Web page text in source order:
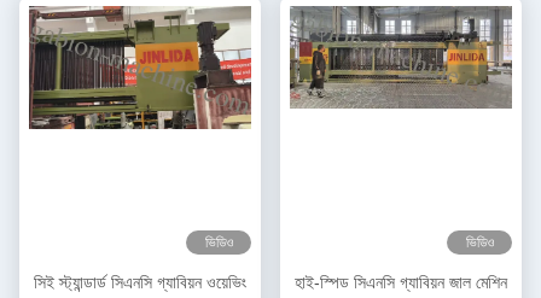
ভিডিও
সিই স্ট্যান্ডার্ড সিএনসি গ্যাবিয়ন ওয়েভিং
ভিডিও
হাই-স্পিড সিএনসি গ্যাবিয়ন জাল মেশিন